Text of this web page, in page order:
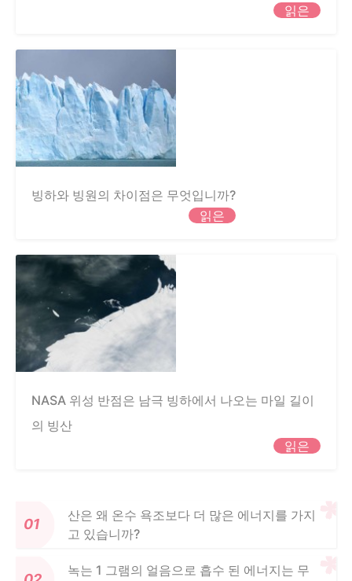
읽은
빙하와 빙원의 차이점은 무엇입니까?
읽은
NASA 위성 반점은 남극 빙하에서 나오는 마일 길이
의 빙산
읽은
산은 왜 온수 욕조보다 더 많은 에너지를 가지
고 있습니까?
녹는 1 그램의 얼음으로 흡수 된 에너지는 무